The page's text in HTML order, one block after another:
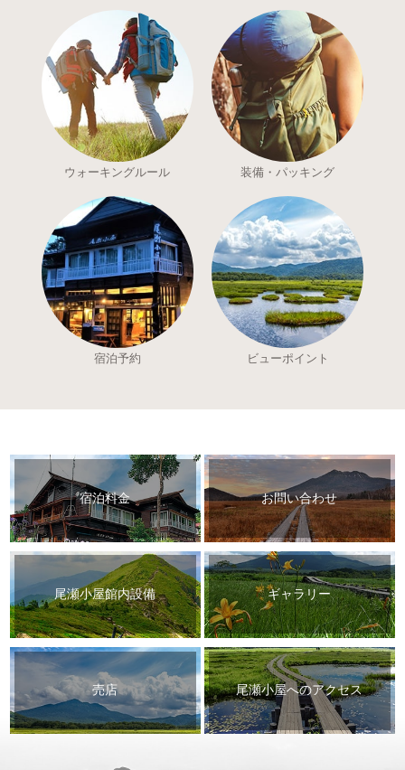
ウォーキングルール 装備・パッキング
宿泊予約 ビューポイント
宿泊料金 お問い合わせ
尾瀬小屋館内設備 ギャラリー
売店 尾瀬小屋へのアクセス